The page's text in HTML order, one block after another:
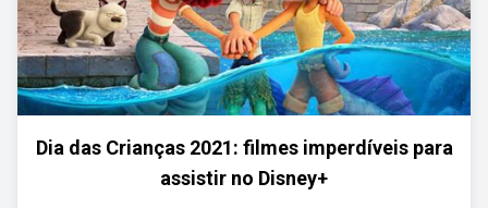
Dia das Crianças 2021: filmes imperdíveis para
assistir no Disney+